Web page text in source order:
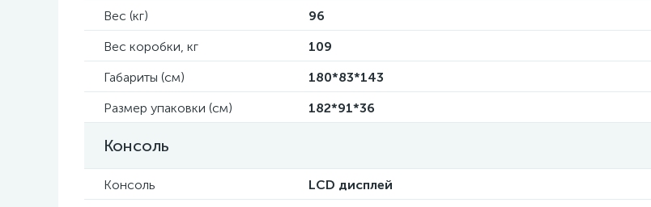
Вес (кг)
96
Вес коробки, кг
109
Габариты (см)
180*83*143
Размер упаковки (см)
182*91*36
Консоль
Консоль
LCD дисплей